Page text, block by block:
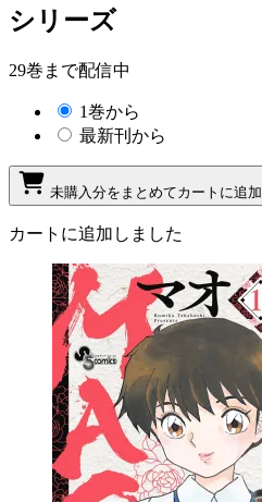
シリーズ
29巻まで配信中
1巻から
最新刊から
未購入分をまとめてカートに追加
カートに追加しました